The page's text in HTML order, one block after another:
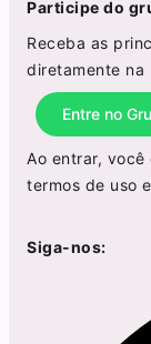
Participe do
Receba as
diretamente na
Entre no
Ao entrar,
termos de uso e
Siga-nos: